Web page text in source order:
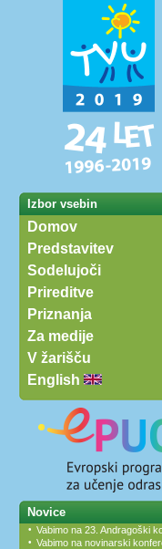
Izbor vsebin
Domov
Predstavitev
Sodelujoči
Prireditve
Priznanja
Za medije
V žarišču
English
Novice
• Vabimo na 23. Andragoški
• Vabimo na novinarski